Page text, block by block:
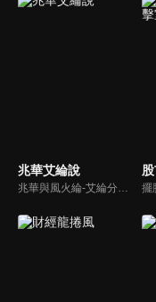
兆華艾綸說